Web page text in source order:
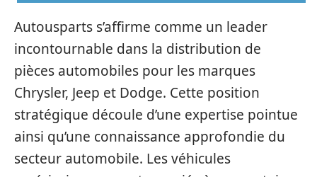
Autousparts s’affirme comme un leader
incontournable dans la distribution de
pièces automobiles pour les marques
Chrysler, Jeep et Dodge. Cette position
stratégique découle d’une expertise pointue
ainsi qu’une connaissance approfondie du
secteur automobile. Les véhicules